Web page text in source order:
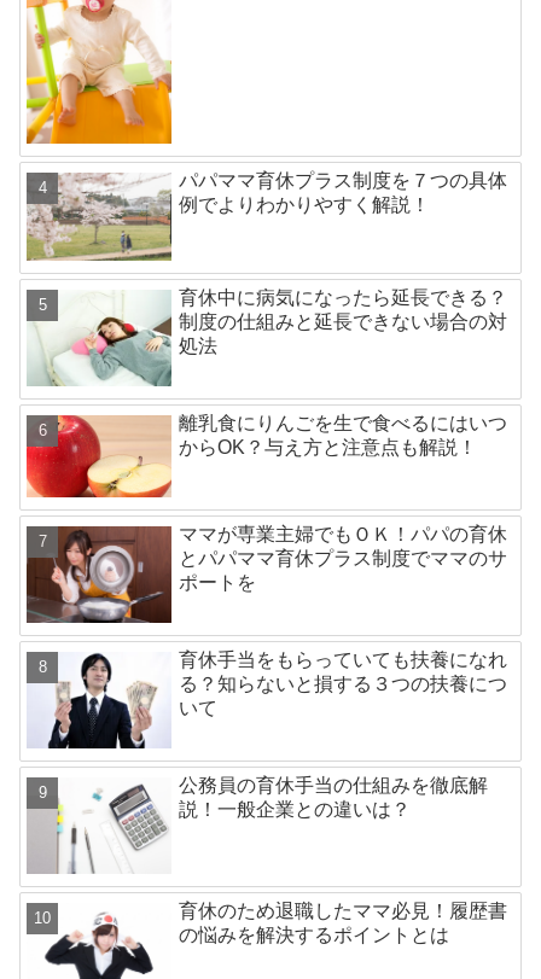
パパママ育休プラス制度を７つの具体
例でよりわかりやすく解説！
育休中に病気になったら延長できる？
制度の仕組みと延長できない場合の対
処法
離乳食にりんごを生で食べるにはいつ
からOK？与え方と注意点も解説！
ママが専業主婦でもＯＫ！パパの育休
とパパママ育休プラス制度でママのサ
ポートを
育休手当をもらっていても扶養になれ
る？知らないと損する３つの扶養につ
いて
公務員の育休手当の仕組みを徹底解
説！一般企業との違いは？
育休のため退職したママ必見！履歴書
の悩みを解決するポイントとは